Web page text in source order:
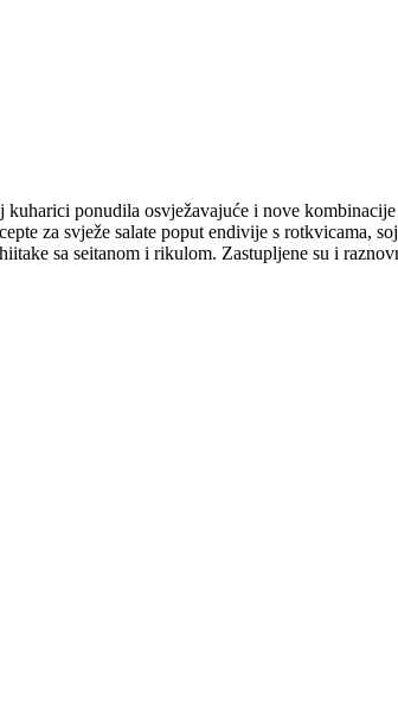
ponudila osvježavajuće i nove
za svježe salate poput endivije s rotkvicama,
sa seitanom i rikulom. Zastupljene su i